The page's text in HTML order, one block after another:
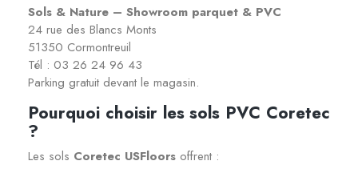
Sols & Nature – Showroom parquet & PVC
24 rue des Blancs Monts
51350 Cormontreuil
Tél : 03 26 24 96 43
Parking gratuit devant le magasin.
Pourquoi choisir les sols PVC Coretec
?
Les sols Coretec USFloors offrent :